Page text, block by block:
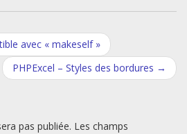
avec « makeself »
PHPExcel – Styles des bordures →
pas publiée. Les champs